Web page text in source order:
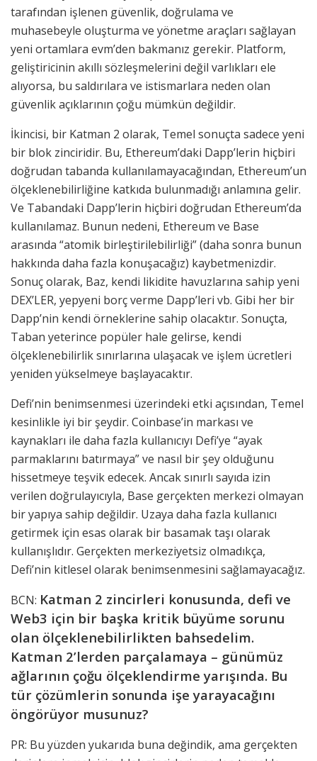
tarafından işlenen güvenlik, doğrulama ve
muhasebeyle oluşturma ve yönetme araçları sağlayan
yeni ortamlara evm’den bakmanız gerekir. Platform,
geliştiricinin akıllı sözleşmelerini değil varlıkları ele
alıyorsa, bu saldırılara ve istismarlara neden olan
güvenlik açıklarının çoğu mümkün değildir.
İkincisi, bir Katman 2 olarak, Temel sonuçta sadece yeni
bir blok zinciridir. Bu, Ethereum’daki Dapp’lerin hiçbiri
doğrudan tabanda kullanılamayacağından, Ethereum’un
ölçeklenebilirliğine katkıda bulunmadığı anlamına gelir.
Ve Tabandaki Dapp’lerin hiçbiri doğrudan Ethereum’da
kullanılamaz. Bunun nedeni, Ethereum ve Base
arasında “atomik birleştirilebilirliği” (daha sonra bunun
hakkında daha fazla konuşacağız) kaybetmenizdir.
Sonuç olarak, Baz, kendi likidite havuzlarına sahip yeni
DEX’LER, yepyeni borç verme Dapp’leri vb. Gibi her bir
Dapp’nin kendi örneklerine sahip olacaktır. Sonuçta,
Taban yeterince popüler hale gelirse, kendi
ölçeklenebilirlik sınırlarına ulaşacak ve işlem ücretleri
yeniden yükselmeye başlayacaktır.
Defi’nin benimsenmesi üzerindeki etki açısından, Temel
kesinlikle iyi bir şeydir. Coinbase’in markası ve
kaynakları ile daha fazla kullanıcıyı Defi’ye “ayak
parmaklarını batırmaya” ve nasıl bir şey olduğunu
hissetmeye teşvik edecek. Ancak sınırlı sayıda izin
verilen doğrulayıcıyla, Base gerçekten merkezi olmayan
bir yapıya sahip değildir. Uzaya daha fazla kullanıcı
getirmek için esas olarak bir basamak taşı olarak
kullanışlıdır. Gerçekten merkeziyetsiz olmadıkça,
Defi’nin kitlesel olarak benimsenmesini sağlamayacağız.
BCN: Katman 2 zincirleri konusunda, defi ve
Web3 için bir başka kritik büyüme sorunu
olan ölçeklenebilirlikten bahsedelim.
Katman 2’lerden parçalamaya – günümüz
ağlarının çoğu ölçeklendirme yarışında. Bu
tür çözümlerin sonunda işe yarayacağını
öngörüyor musunuz?
PR: Bu yüzden yukarıda buna değindik, ama gerçekten